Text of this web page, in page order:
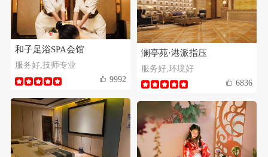
和子足浴SPA会馆
服务好,技师专业
9992
澜亭苑·港派指压
服务好,环境好
6836